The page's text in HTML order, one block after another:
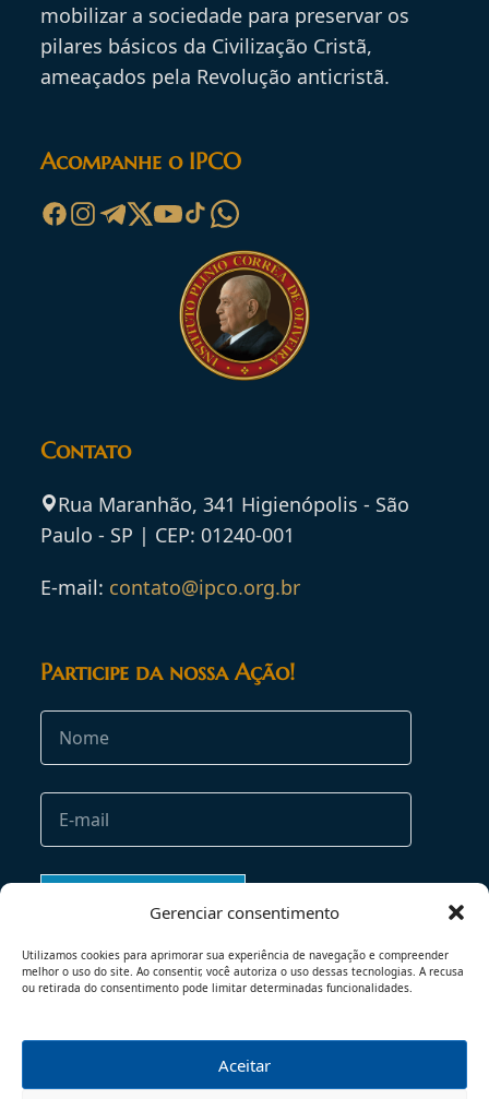
Gerenciar consentimento
Utilizamos cookies para aprimorar sua experiência de navegação e compreender
melhor o uso do site. Ao consentir, você autoriza o uso dessas tecnologias. A recusa
ou retirada do consentimento pode limitar determinadas funcionalidades.
Aceitar
mobilizar a sociedade para preservar os
pilares básicos da Civilização Cristã,
ameaçados pela Revolução anticristã.
Acompanhe o IPCO
Contato
Rua Maranhão, 341 Higienópolis - São
Paulo - SP | CEP: 01240-001
E-mail: contato@ipco.org.br
Participe da nossa Ação!
POLÍTICA DE PRIVACIDADE